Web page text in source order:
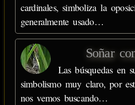
cardinales, simboliza la
generalmente usado…
Soñar
Las búsquedas en
simbolismo muy claro, por
nos vemos buscando…